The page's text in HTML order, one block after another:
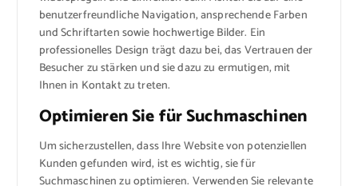
benutzerfreundliche Navigation, ansprechende Farben
und Schriftarten sowie hochwertige Bilder. Ein
professionelles Design trägt dazu bei, das Vertrauen der
Besucher zu stärken und sie dazu zu ermutigen, mit
Ihnen in Kontakt zu treten.
Optimieren Sie für Suchmaschinen
Um sicherzustellen, dass Ihre Website von potenziellen
Kunden gefunden wird, ist es wichtig, sie für
Suchmaschinen zu optimieren. Verwenden Sie relevante